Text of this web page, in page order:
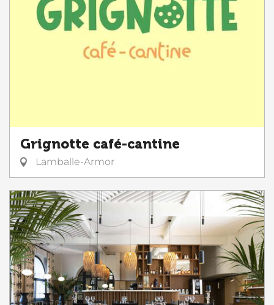
Grignotte café-cantine
Lamballe-Armor